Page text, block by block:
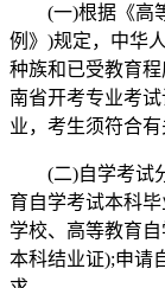
(一)根据《高等
例》)规定，中华
种族和已受教育
南省开考专业考
业，考生须符合有
(二)自学考试分
育自学考试本科
学校、高等教育
本科结业证);申请